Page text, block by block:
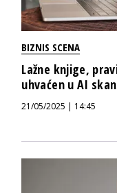
BIZNIS SCENA
Lažne knjige,
uhvaćen u AI
21/05/2025 | 14:45